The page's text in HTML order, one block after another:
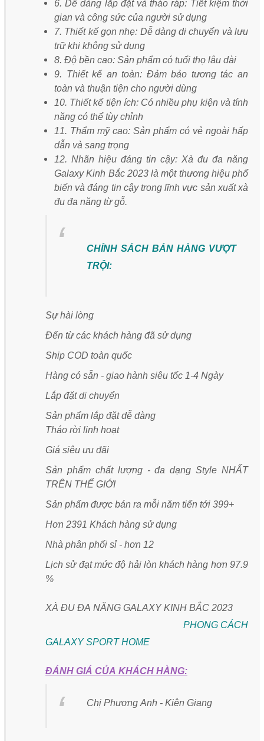
6. Dễ dàng lắp đặt và tháo ráp: Tiết kiệm thời
gian và công sức của người sử dụng
7. Thiết kế gọn nhẹ: Dễ dàng di chuyển và lưu
trữ khi không sử dụng
8. Độ bền cao: Sản phẩm có tuổi thọ lâu dài
9. Thiết kế an toàn: Đảm bảo tương tác an
toàn và thuận tiện cho người dùng
10. Thiết kế tiện ích: Có nhiều phụ kiện và tính
năng có thể tùy chỉnh
11. Thẩm mỹ cao: Sản phẩm có vẻ ngoài hấp
dẫn và sang trọng
12. Nhãn hiệu đáng tin cậy: Xà đu đa năng
Galaxy Kinh Bắc 2023 là một thương hiệu phổ
biến và đáng tin cậy trong lĩnh vực sản xuất xà
đu đa năng từ gỗ.
CHÍNH SÁCH BÁN HÀNG VƯỢT
TRỘI:
Sự hài lòng
Đến từ các khách hàng đã sử dụng
Ship COD toàn quốc
Hàng có sẵn - giao hành siêu tốc 1-4 Ngày
Lắp đặt di chuyển
Sản phẩm lắp đặt dễ dàng
Tháo rời linh hoạt
Giá siêu ưu đãi
Sản phẩm chất lượng - đa dạng Style NHẤT
TRÊN THẾ GIỚI
Sản phẩm được bán ra mỗi năm tiến tới 399+
Hơn 2391 Khách hàng sử dụng
Nhà phân phối sỉ - hơn 12
Lịch sử đạt mức độ hải lòn khách hàng hơn 97.9
%
XÀ ĐU ĐA NĂNG GALAXY KINH BẮC 2023
PHONG CÁCH
GALAXY SPORT HOME
ĐÁNH GIÁ CỦA KHÁCH HÀNG:
Chị Phương Anh - Kiên Giang